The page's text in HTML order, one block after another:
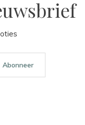
Abonneer